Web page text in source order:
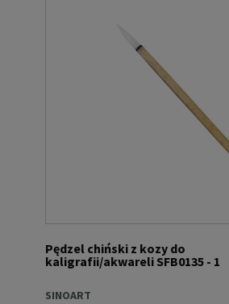
Pędzel chiński z kozy do
kaligrafii/akwareli SFB0135 - 1
SINOART